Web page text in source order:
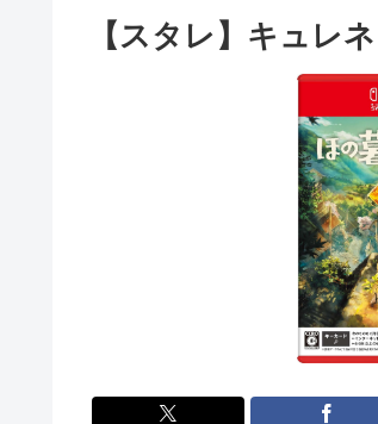
【スタレ】キュレ